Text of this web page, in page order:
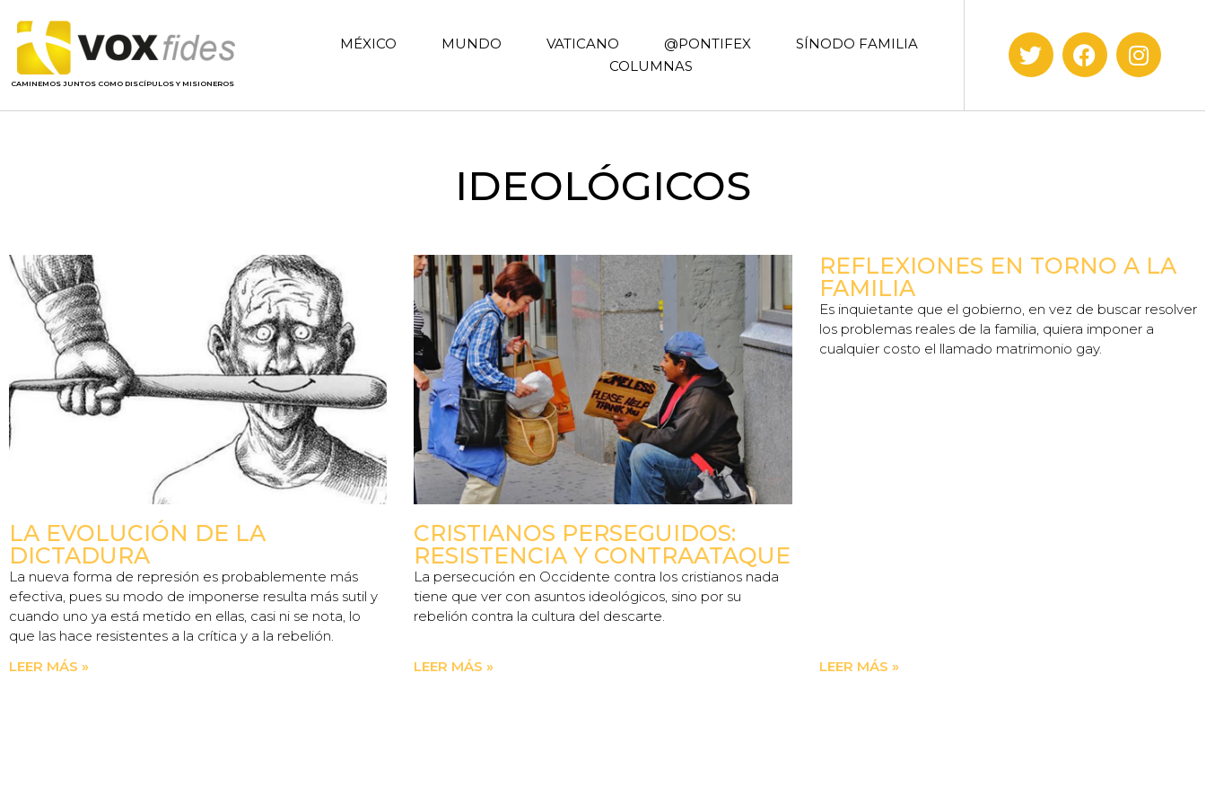
CAMINEMOS JUNTOS COMO DISCÍPULOS Y MISIONEROS
MÉXICO MUNDO VATICANO @PONTIFEX
SÍNODO FAMILIA
COLUMNAS
IDEOLÓGICOS
LA EVOLUCIÓN DE LA
DICTADURA
La nueva forma de represión es probablemente más
efectiva, pues su modo de imponerse resulta más sutil y
cuando uno ya está metido en ellas, casi ni se nota, lo
que las hace resistentes a la crítica y a la rebelión.
LEER MÁS »
CRISTIANOS PERSEGUIDOS:
RESISTENCIA Y CONTRAATAQUE
La persecución en Occidente contra los cristianos nada
tiene que ver con asuntos ideológicos, sino por su
rebelión contra la cultura del descarte.
LEER MÁS »
REFLEXIONES EN TORNO A LA
FAMILIA
Es inquietante que el gobierno, en vez de buscar resolver
los problemas reales de la familia, quiera imponer a
cualquier costo el llamado matrimonio gay.
LEER MÁS »